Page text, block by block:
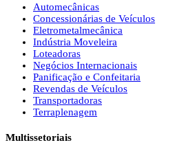
Automecânicas
Concessionárias de Veículos
Eletrometalmecânica
Indústria Moveleira
Loteadoras
Negócios Internacionais
Panificação e Confeitaria
Revendas de Veículos
Transportadoras
Terraplenagem
Multissetoriais